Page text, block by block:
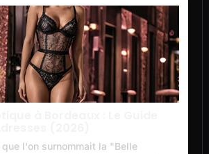
l'on surnommait la "Belle